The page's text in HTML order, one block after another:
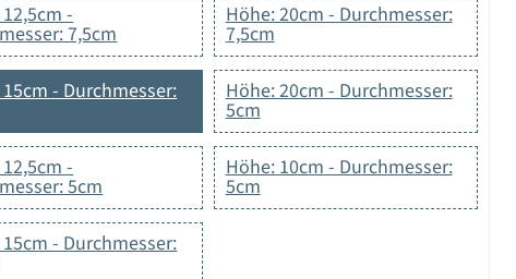
-
7,5cm
Höhe: 20cm - Durchmesser:
7,5cm
- Durchmesser: Höhe: 20cm - Durchmesser:
5cm
-
5cm
Höhe: 10cm - Durchmesser:
5cm
- Durchmesser: